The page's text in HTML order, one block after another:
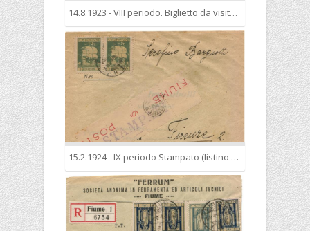
14.8.1923 - VIII periodo. Biglietto da visita per l’interno da Laurana, con affrancatura insufficiente, tassato in arrivo a Fiume per 10 cent., pari al doppio della tariffa mancante.
15.2.1924 - IX periodo Stampato (listino di vendita) nell’esatta tariffa di 10 cent. E’ visibile sul fronte il bollo Quartiere Postale apposto a Firenze.